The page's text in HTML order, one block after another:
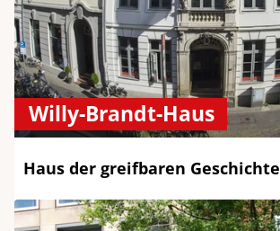
Willy-Brandt-Haus
Haus der greifbaren Geschichte